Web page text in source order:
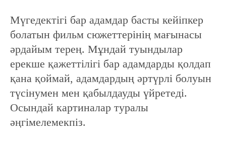
Мүгедектігі бар адамдар басты кейіпкер
болатын фильм сюжеттерінің мағынасы
әрдайым терең. Мұндай туындылар
ерекше қажеттілігі бар адамдарды қолдап
қана қоймай, адамдардың әртүрлі болуын
түсінумен мен қабылдауды үйретеді.
Осындай картиналар туралы
әңгімелемекпіз.